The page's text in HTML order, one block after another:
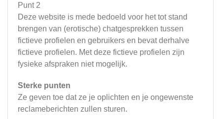
Punt 2
Deze website is mede bedoeld voor het tot stand
brengen van (erotische) chatgesprekken tussen
fictieve profielen en gebruikers en bevat derhalve
fictieve profielen. Met deze fictieve profielen zijn
fysieke afspraken niet mogelijk.
Sterke punten
Ze geven toe dat ze je oplichten en je ongewenste
reclameberichten zullen sturen.